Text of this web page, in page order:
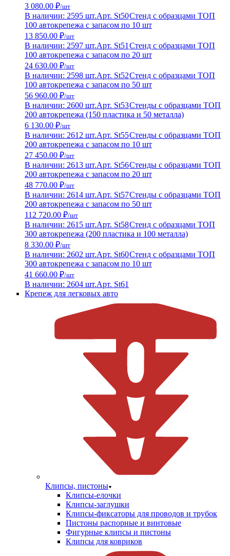
3 080.00 ₽/шт
В наличии: 2595 шт.Арт. St50Стенд с образцами ТОП
100 автокрепежа с запасом по 10 шт
13 850.00 ₽/шт
В наличии: 2597 шт.Арт. St51 Стенд с образцами ТОП
100 автокрепежа с запасом по 20 шт
24 630.00 ₽/шт
В наличии: 2598 шт.Арт. St52Стенд с образцами ТОП
100 автокрепежа с запасом по 50 шт
56 960.00 ₽/шт
В наличии: 2600 шт.Арт. St53Стенды с образцами ТОП
200 автокрепежа (150 пластика и 50 металла)
6 130.00 ₽/шт
В наличии: 2612 шт.Арт. St55Стенды с образцами ТОП
200 автокрепежа с запасом по 10 шт
27 450.00 ₽/шт
В наличии: 2613 шт.Арт. St56Стенды с образцами ТОП
200 автокрепежа с запасом по 20 шт
48 770.00 ₽/шт
В наличии: 2614 шт.Арт. St57Стенды с образцами ТОП
200 автокрепежа с запасом по 50 шт
112 720.00 ₽/шт
В наличии: 2615 шт.Арт. St58Стенд с образцами ТОП
300 автокрепежа (200 пластика и 100 металла)
8 330.00 ₽/шт
В наличии: 2602 шт.Арт. St60Стенд с образцами ТОП
300 автокрепежа с запасом по 10 шт
41 660.00 ₽/шт
В наличии: 2604 шт.Арт. St61
Крепеж для легковых авто
Клипсы, пистоны
Клипсы-елочки
Клипсы-заглушки
Клипсы-фиксаторы для проводов и трубок
Пистоны распорные и винтовые
Фигурные клипсы и пистоны
Клипсы для ковриков